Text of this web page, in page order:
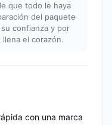
que todo le haya
del paquete
confianza y por
el corazón.
con una marca